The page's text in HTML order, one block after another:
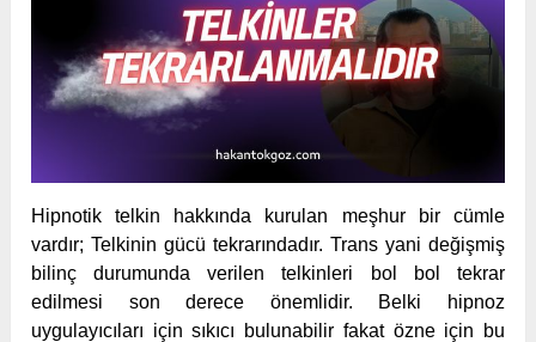
Hipnotik telkin hakkında kurulan meşhur bir cümle
vardır; Telkinin gücü tekrarındadır. Trans yani değişmiş
bilinç durumunda verilen telkinleri bol bol tekrar
edilmesi son derece önemlidir. Belki hipnoz
uygulayıcıları için sıkıcı bulunabilir fakat özne için bu